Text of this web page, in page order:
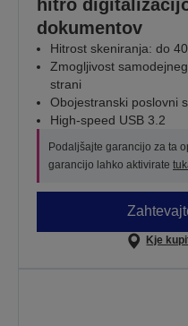
hitro
dokumentov
Hitrost skeniranja: do
Zmogljivost
strani
Obojestranski poslovni
High-speed USB 3.2
Podaljšajte garancijo za ta
garancijo lahko aktivirate
Kje